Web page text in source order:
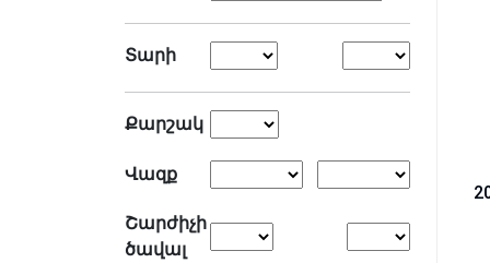
Տարի
Քարշակ
Վազք
Շարժիչի
ծավալ